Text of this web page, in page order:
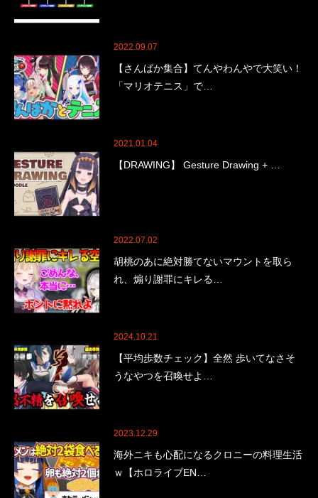
2022.09.07
【さんばか集合】てんやわんやで大笑い！
「マリオテニス」で…
2021.01.04
【DRAWING】 Gesture Drawing + …
2022.07.02
胡桃のあに絶対勝てないマウントを取ら
れ、煽り謝罪にキレる…
2024.10.21
【平均歩数チェック】全然 歩いてなさそ
うなやつを召喚せよ…
2023.12.29
海外ニキも心配になるクロニーの料理生活
ｗ【ホロライブEN…